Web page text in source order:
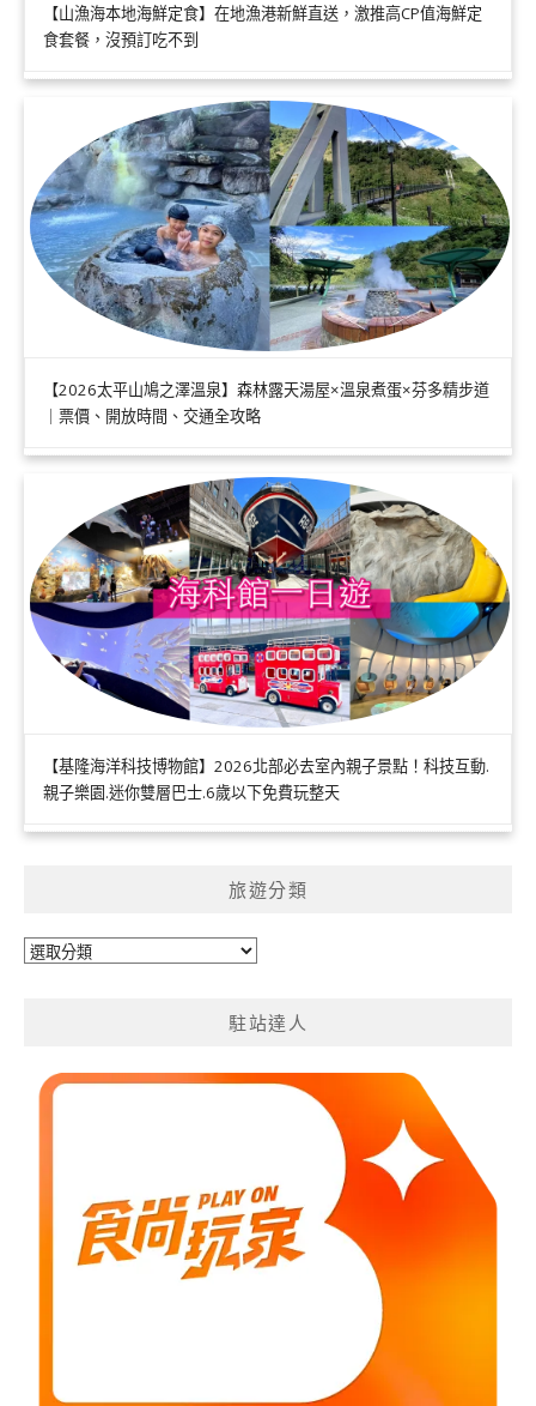
【山漁海本地海鮮定食】在地漁港新鮮直送，激推高CP值海鮮定
食套餐，沒預訂吃不到
【2026太平山鳩之澤溫泉】森林露天湯屋×溫泉煮蛋×芬多精步道
｜票價、開放時間、交通全攻略
【基隆海洋科技博物館】2026北部必去室內親子景點！科技互動.
親子樂園.迷你雙層巴士.6歲以下免費玩整天
旅遊分類
旅
駐站達人